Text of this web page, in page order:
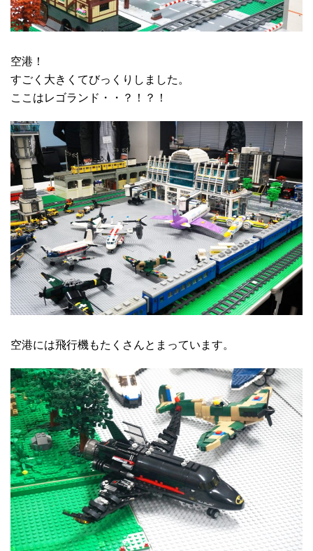
空港！
すごく大きくてびっくりしました。
ここはレゴランド・・？！？！
空港には飛行機もたくさんとまっています。